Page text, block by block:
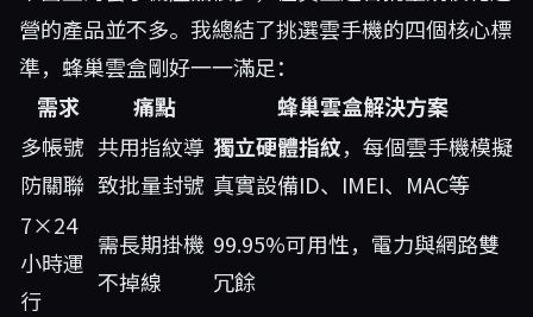
營的產品並不多。我總結了挑選雲手機的四個核心標
準，蜂巢雲盒剛好一一滿足：
需求
痛點
蜂巢雲盒解決方案
多帳號
防關聯
共用指紋導
致批量封號
獨立硬體指紋，每個雲手機模擬
真實設備ID、IMEI、MAC等
7×24
小時運
行
需長期掛機
不掉線
99.95%可用性，電力與網路雙
冗餘